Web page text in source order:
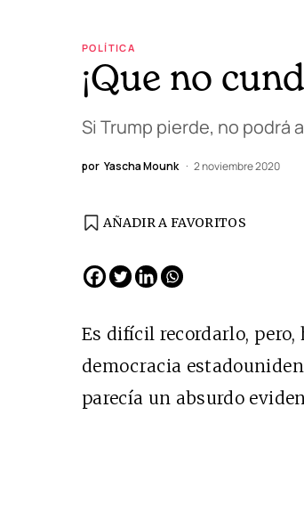
POLÍTICA
¡Que no
Si Trump pierde, no podrá
por Yascha Mounk 2 noviembre 2020
AÑADIR A FAVORITOS
Es difícil recordarlo, pero,
democracia
parecía un absurdo